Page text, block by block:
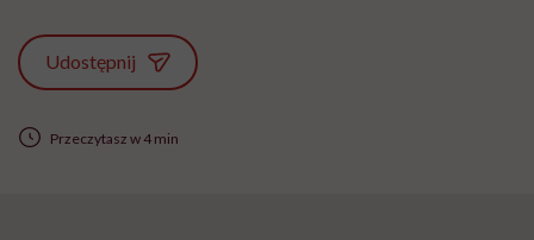
Udostępnij
Przeczytasz w 4 min